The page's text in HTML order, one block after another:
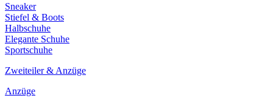
Sneaker
Stiefel & Boots
Halbschuhe
Elegante Schuhe
Sportschuhe
Zweiteiler & Anzüge
Anzüge